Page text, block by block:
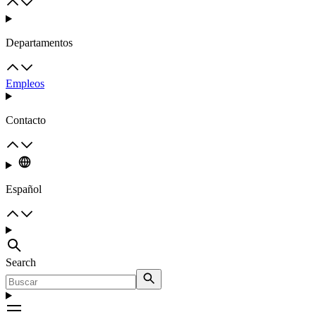
Departamentos
Empleos
Contacto
Español
Search